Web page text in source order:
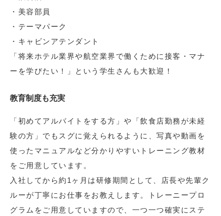
・美容部員
・テーマパーク
・キャビンアテンダント
「将来ホテル業界や航空業界で働くために接客・マナ
ーを学びたい！」という学生さんも大歓迎！
教育制度も充実
「初めてアルバイトをする方」や「飲食店勤務が未経
験の方」でもスグに覚えられるように、写真や動画を
使ったマニュアルなど分かりやすいトレーニング教材
をご用意しています。
入社してから約1ヶ月は研修期間として、店長や先輩ク
ルーが丁寧にお仕事をお教えします。トレーニープロ
グラムをご用意していますので、一つ一つ確実にステ